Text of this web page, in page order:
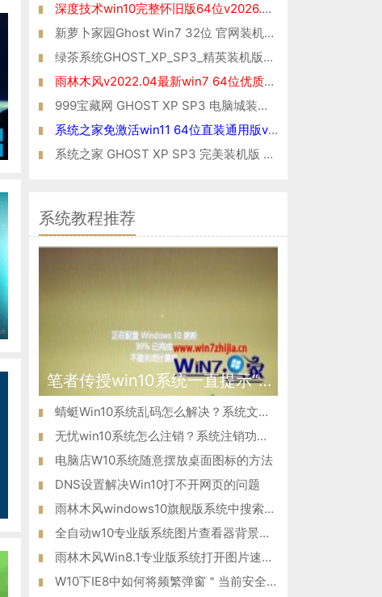
深度技术win10完整怀旧版64位v2026.08免激活
新萝卜家园Ghost Win7 32位 官网装机版 2021
绿茶系统GHOST_XP_SP3_精英装机版_V2016.07
雨林木风v2022.04最新win7 64位优质专业版
999宝藏网 GHOST XP SP3 电脑城装机版 V2015.06
系统之家免激活win11 64位直装通用版v2022.03
系统之家 GHOST XP SP3 完美装机版 V2015.01
系统教程推荐
笔者传授win10系统一直提示“正在配置windows更新”的问题?
蜻蜓Win10系统乱码怎么解决？系统文字乱码的修复方法！
无忧win10系统怎么注销？系统注销功能在哪里？
电脑店W10系统随意摆放桌面图标的方法
DNS设置解决Win10打不开网页的问题
雨林木风windows10旗舰版系统中搜索文件既快又准的窍门
全自动w10专业版系统图片查看器背景变黄怎么办？
雨林木风Win8.1专业版系统打开图片速度变慢 也许是校正颜色惹的
W10下IE8中如何将频繁弹窗＂当前安全设置...＂禁止掉